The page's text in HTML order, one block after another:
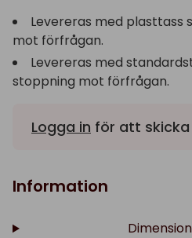
Levereras med plasttass
mot förfrågan.
Levereras med
stoppning mot förfrågan.
Logga in för att
Information